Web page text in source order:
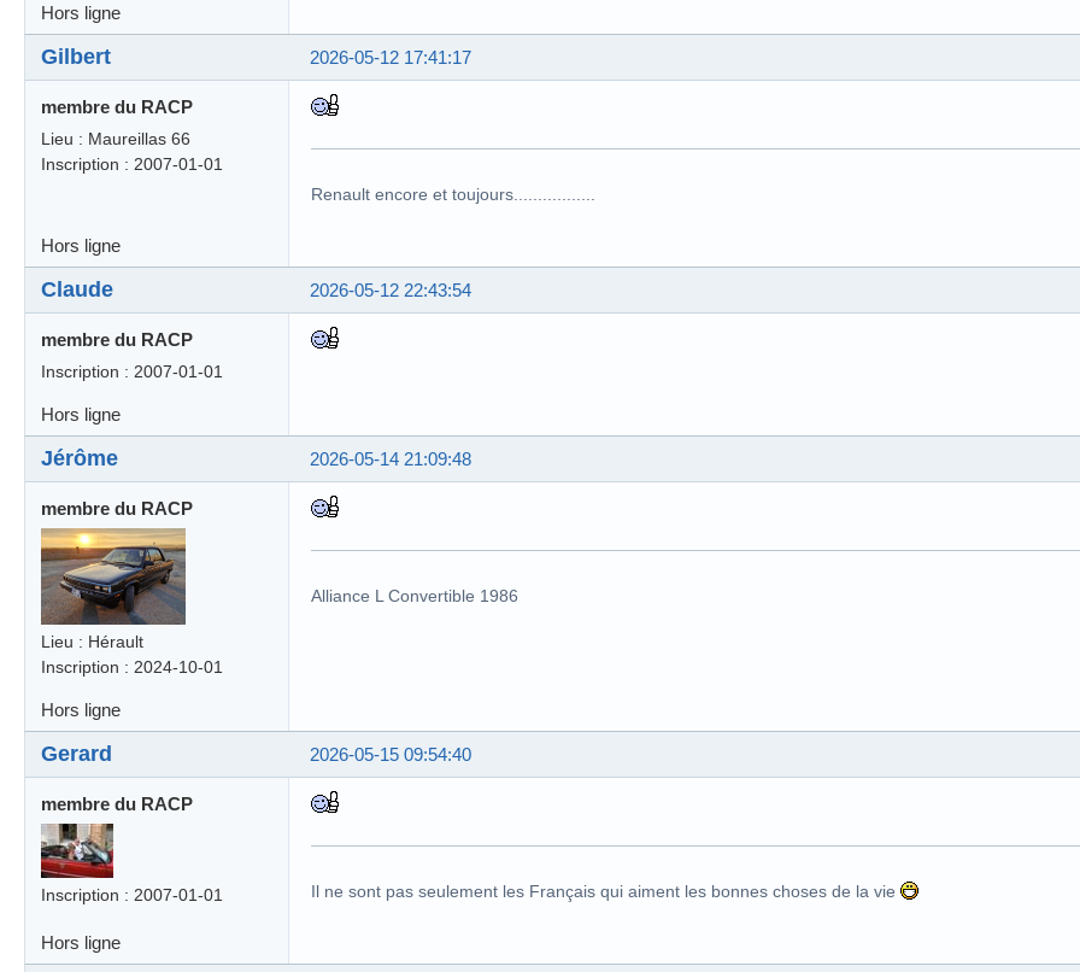
Hors ligne
2026-05-12 17:41:17
Gilbert
membre du RACP
Lieu : Maureillas 66
Inscription : 2007-01-01
Renault encore et toujours.................
Hors ligne
2026-05-12 22:43:54
Claude
membre du RACP
Inscription : 2007-01-01
Hors ligne
2026-05-14 21:09:48
Jérôme
membre du RACP
Lieu : Hérault
Inscription : 2024-10-01
Alliance L Convertible 1986
Hors ligne
2026-05-15 09:54:40
Gerard
membre du RACP
Inscription : 2007-01-01 Il ne sont pas seulement les Français qui aiment les bonnes choses de la vie
Hors ligne